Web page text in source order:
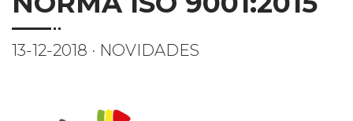
13-12-2018 · NOVIDADES